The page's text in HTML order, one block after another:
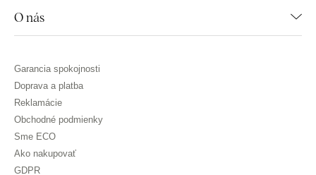
O nás
Garancia spokojnosti
Doprava a platba
Reklamácie
Obchodné podmienky
Sme ECO
Ako nakupovať
GDPR